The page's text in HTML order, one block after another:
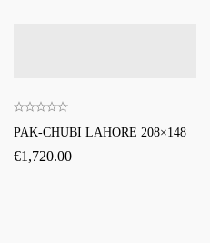
PAK-CHUBI LAHORE 208×148
€1,720.00